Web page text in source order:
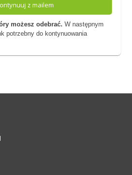
z mailem
możesz odebrać. W następnym
potrzebny do kontynuowania